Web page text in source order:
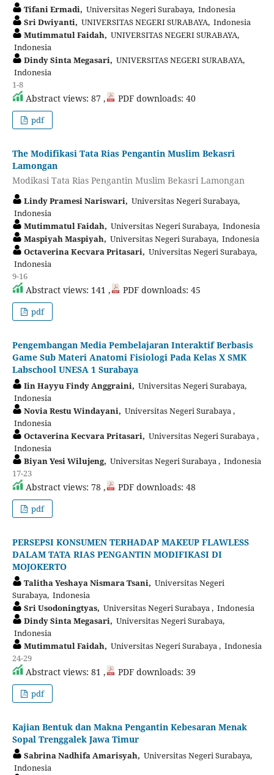
Tifani Ermadi, Universitas Negeri Surabaya, Indonesia
Sri Dwiyanti, UNIVERSITAS NEGERI SURABAYA, Indonesia
Mutimmatul Faidah, UNIVERSITAS NEGERI SURABAYA,
Indonesia
Dindy Sinta Megasari, UNIVERSITAS NEGERI SURABAYA,
Indonesia
1-8
Abstract views: 87 , PDF downloads: 40
pdf
The Modifikasi Tata Rias Pengantin Muslim Bekasri
Lamongan
Modikasi Tata Rias Pengantin Muslim Bekasri Lamongan
Lindy Pramesi Nariswari, Universitas Negeri Surabaya,
Indonesia
Mutimmatul Faidah, Universitas Negeri Surabaya, Indonesia
Maspiyah Maspiyah, Universitas Negeri Surabaya, Indonesia
Octaverina Kecvara Pritasari, Universitas Negeri Surabaya,
Indonesia
9-16
Abstract views: 141 , PDF downloads: 45
pdf
Pengembangan Media Pembelajaran Interaktif Berbasis
Game Sub Materi Anatomi Fisiologi Pada Kelas X SMK
Labschool UNESA 1 Surabaya
Iin Hayyu Findy Anggraini, Universitas Negeri Surabaya,
Indonesia
Novia Restu Windayani, Universitas Negeri Surabaya ,
Indonesia
Octaverina Kecvara Pritasari, Universitas Negeri Surabaya ,
Indonesia
Biyan Yesi Wilujeng, Universitas Negeri Surabaya , Indonesia
17-23
Abstract views: 78 , PDF downloads: 48
pdf
PERSEPSI KONSUMEN TERHADAP MAKEUP FLAWLESS
DALAM TATA RIAS PENGANTIN MODIFIKASI DI
MOJOKERTO
Talitha Yeshaya Nismara Tsani, Universitas Negeri
Surabaya, Indonesia
Sri Usodoningtyas, Universitas Negeri Surabaya , Indonesia
Dindy Sinta Megasari, Universitas Negeri Surabaya,
Indonesia
Mutimmatul Faidah, Universitas Negeri Surabaya , Indonesia
24-29
Abstract views: 81 , PDF downloads: 39
pdf
Kajian Bentuk dan Makna Pengantin Kebesaran Menak
Sopal Trenggalek Jawa Timur
Sabrina Nadhifa Amarisyah, Universitas Negeri Surabaya,
Indonesia